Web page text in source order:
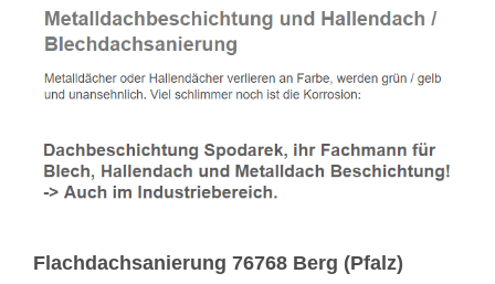
Flachdachsanierung 76768 Berg (Pfalz)